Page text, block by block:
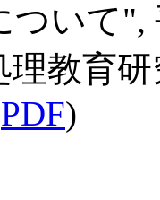
ついて",
教育
PDF)